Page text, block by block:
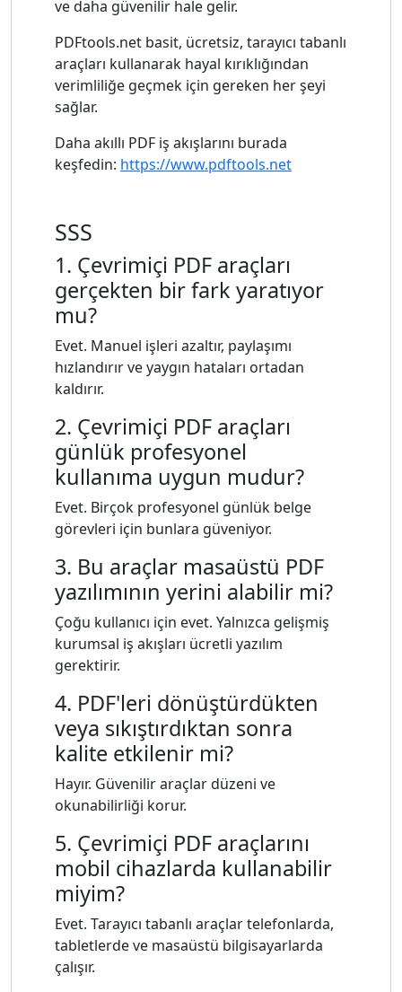
ve daha güvenilir hale gelir.
PDFtools.net basit, ücretsiz, tarayıcı tabanlı
araçları kullanarak hayal kırıklığından
verimliliğe geçmek için gereken her şeyi
sağlar.
Daha akıllı PDF iş akışlarını burada
keşfedin: https://www.pdftools.net
SSS
1. Çevrimiçi PDF araçları
gerçekten bir fark yaratıyor
mu?
Evet. Manuel işleri azaltır, paylaşımı
hızlandırır ve yaygın hataları ortadan
kaldırır.
2. Çevrimiçi PDF araçları
günlük profesyonel
kullanıma uygun mudur?
Evet. Birçok profesyonel günlük belge
görevleri için bunlara güveniyor.
3. Bu araçlar masaüstü PDF
yazılımının yerini alabilir mi?
Çoğu kullanıcı için evet. Yalnızca gelişmiş
kurumsal iş akışları ücretli yazılım
gerektirir.
4. PDF'leri dönüştürdükten
veya sıkıştırdıktan sonra
kalite etkilenir mi?
Hayır. Güvenilir araçlar düzeni ve
okunabilirliği korur.
5. Çevrimiçi PDF araçlarını
mobil cihazlarda kullanabilir
miyim?
Evet. Tarayıcı tabanlı araçlar telefonlarda,
tabletlerde ve masaüstü bilgisayarlarda
çalışır.